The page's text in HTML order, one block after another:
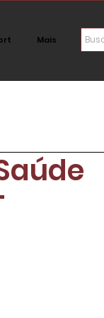
Mais